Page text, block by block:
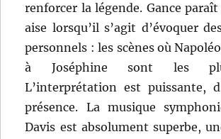
renforcer la légende. Gance
aise lorsqu’il s’agit d’évoquer
personnels : les scènes où
à Joséphine sont les
L’interprétation est puissante,
présence. La musique
Davis est absolument superbe,